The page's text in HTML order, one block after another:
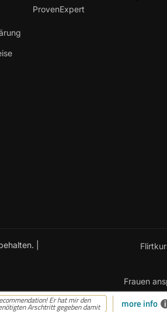
ProvenExpert
Er hat mir den
Arschtritt gegeben damit more info i
|
Frauen